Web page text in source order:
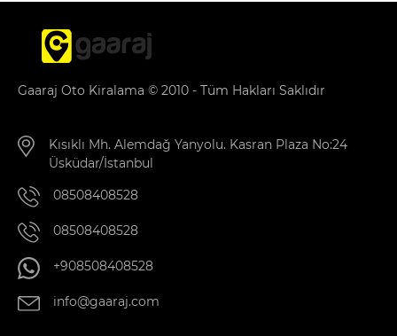
Gaaraj Oto Kiralama © 2010 - Tüm Hakları Saklıdır
Kısıklı Mh. Alemdağ Yanyolu. Kasran Plaza No:24
Üsküdar/İstanbul
08508408528
08508408528
+908508408528
info@gaaraj.com